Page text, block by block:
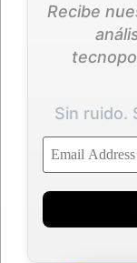
Recibe
Sin ruido.